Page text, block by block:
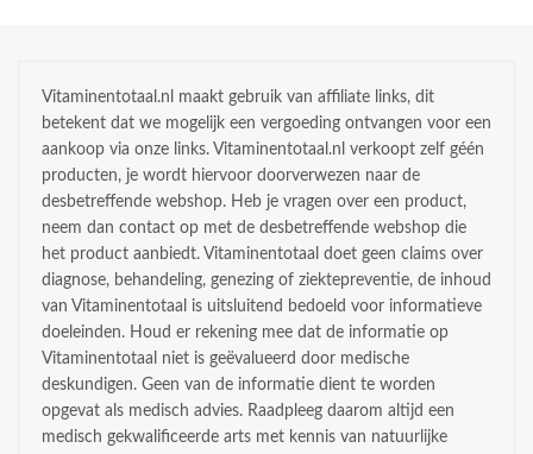
Vitaminentotaal.nl maakt gebruik van affiliate links, dit
betekent dat we mogelijk een vergoeding ontvangen voor een
aankoop via onze links. Vitaminentotaal.nl verkoopt zelf géén
producten, je wordt hiervoor doorverwezen naar de
desbetreffende webshop. Heb je vragen over een product,
neem dan contact op met de desbetreffende webshop die
het product aanbiedt. Vitaminentotaal doet geen claims over
diagnose, behandeling, genezing of ziektepreventie, de inhoud
van Vitaminentotaal is uitsluitend bedoeld voor informatieve
doeleinden. Houd er rekening mee dat de informatie op
Vitaminentotaal niet is geëvalueerd door medische
deskundigen. Geen van de informatie dient te worden
opgevat als medisch advies. Raadpleeg daarom altijd een
medisch gekwalificeerde arts met kennis van natuurlijke